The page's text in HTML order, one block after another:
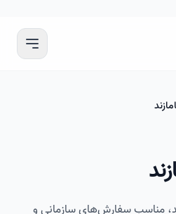
سفارش‌های سازمانی و